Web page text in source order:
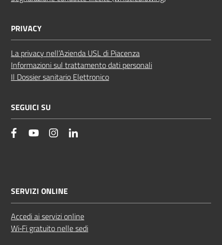
PRIVACY
La privacy nell’Azienda USL di Piacenza
Informazioni sul trattamento dati personali
Il Dossier sanitario Elettronico
SEGUICI SU
facebookYouTube Instagram
SERVIZI ONLINE
Accedi ai servizi online
Wi‑Fi gratuito nelle sedi